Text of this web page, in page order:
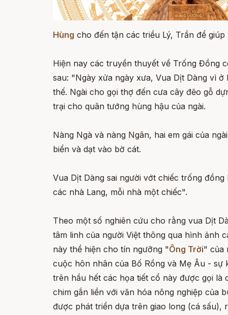
Hùng cho đến tận các triều Lý, Trần để
Hiện nay các truyền thuyết về Trống Đồng
sau: "Ngày xửa ngày xưa, Vua Dịt Dàng vì
thế. Ngài cho gọi thợ đến cưa cây đẽo gỗ
trại cho quân tướng hùng hậu của ngài.
Nàng Ngà và nàng Ngân, hai em gái của
biển và dạt vào bờ cát.
Vua Dịt Dàng sai người vớt chiếc trống
các nhà Lang, mỗi nhà một chiếc".
Theo một số nghiên cứu cho rằng vua Dịt
tâm linh của người Việt thông qua hình ảnh
này thể hiện cho tín ngưỡng "Ông Trời" của
cuộc hôn nhân của Bố Rồng và Mẹ Âu - sự
trên hầu hết các họa tiết cổ này được gọi là
chim gắn liền với văn hóa nông nghiệp của
được phát triển dựa trên giao long (cá sấu),